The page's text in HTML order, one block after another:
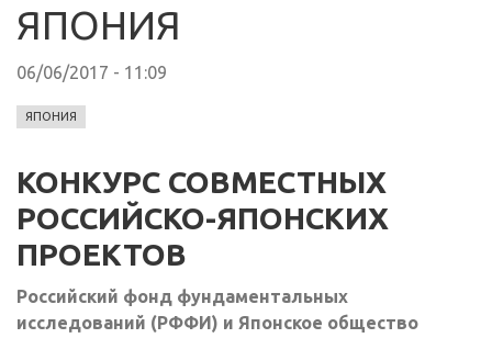
ЯПОНИЯ
06/06/2017 - 11:09
ЯПОНИЯ
КОНКУРС СОВМЕСТНЫХ
РОССИЙСКО-ЯПОНСКИХ
ПРОЕКТОВ
Российский фонд фундаментальных
исследований (РФФИ) и Японское общество